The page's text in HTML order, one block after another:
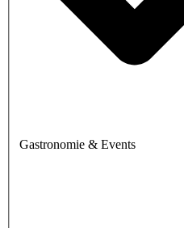
Gastronomie & Events